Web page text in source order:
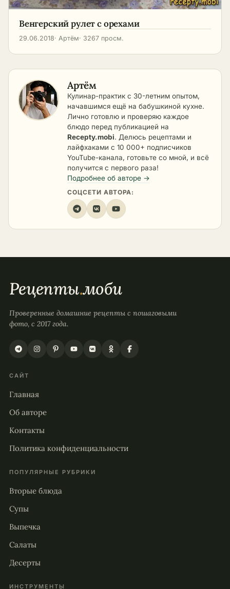
Венгерский рулет с орехами
29.06.2018· Артём· 3267 просм.
Артём
Кулинар-практик с 30-летним опытом,
начавшимся ещё на бабушкиной кухне.
Лично готовлю и проверяю каждое
блюдо перед публикацией на
Recepty.mobi. Делюсь рецептами и
лайфхаками с 10 000+ подписчиков
YouTube-канала, готовьте со мной, и всё
получится с первого раза!
Подробнее об авторе →
СОЦСЕТИ АВТОРА:
Рецепты.моби
Проверенные домашние рецепты с пошаговыми
фото, с 2017 года.
САЙТ
Главная
Об авторе
Контакты
Политика конфиденциальности
ПОПУЛЯРНЫЕ РУБРИКИ
Вторые блюда
Супы
Выпечка
Салаты
Десерты
ИНСТРУМЕНТЫ